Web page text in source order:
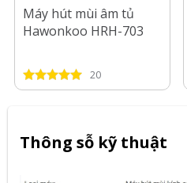
Máy hút mùi âm tủ
Hawonkoo HRH-703
20
Thông sỗ kỹ thuật